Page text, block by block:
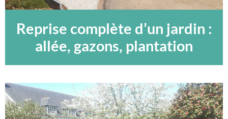
Reprise complète d’un jardin :
allée, gazons, plantation